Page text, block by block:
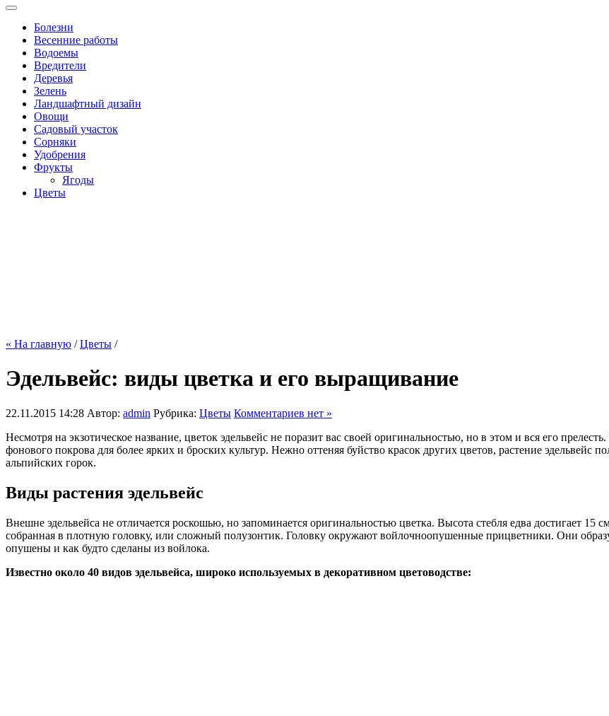
Болезни
Весенние работы
Водоемы
Вредители
Деревья
Зелень
Ландшафтный дизайн
Овощи
Садовый участок
Сорняки
Удобрения
Фрукты
Ягоды
Цветы
« На главную /Цветы /
Эдельвейс: виды цветка и его выращивание
22.11.2015 14:28 Автор: admin Рубрика: Цветы Комментариев нет »
Несмотря на экзотическое название, цветок эдельвейс не поразит вас своей оригинальностью, но в этом и вся его
фонового покрова для более ярких и броских культур. Нежно оттеняя буйство красок других цветов, растение эдельвейс
альпийских горок.
Виды растения эдельвейс
Внешне эдельвейса не отличается роскошью, но запоминается оригинальностью цветка. Высота стебля едва достигает
собранная в плотную головку, или сложный полузонтик. Головку окружают войлочноопушенные прицветники. Они
опушены и как будто сделаны из войлока.
Известно около 40 видов эдельвейса, широко используемых в декоративном цветоводстве: